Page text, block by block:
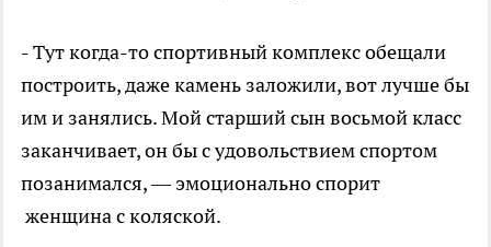
- Тут когда-то спортивный комплекс обещали
построить, даже камень заложили, вот лучше бы
им и занялись. Мой старший сын восьмой класс
заканчивает, он бы с удовольствием спортом
позанимался, — эмоционально спорит
женщина с коляской.